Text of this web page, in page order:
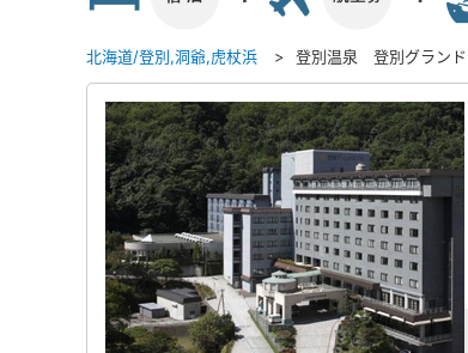
北海道/登別,洞爺,虎杖浜 登別温泉 登別グランド